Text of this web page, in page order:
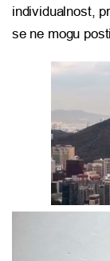
individualnost,
se ne mogu